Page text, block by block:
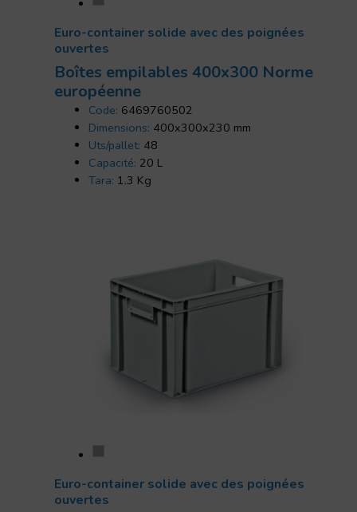
Euro-container solide avec des poignées
ouvertes
Boîtes empilables 400x300 Norme
européenne
Code: 6469760502
Dimensions: 400x300x230 mm
Uts/pallet: 48
Capacité: 20 L
Tara: 1.3 Kg
Euro-container solide avec des poignées
ouvertes